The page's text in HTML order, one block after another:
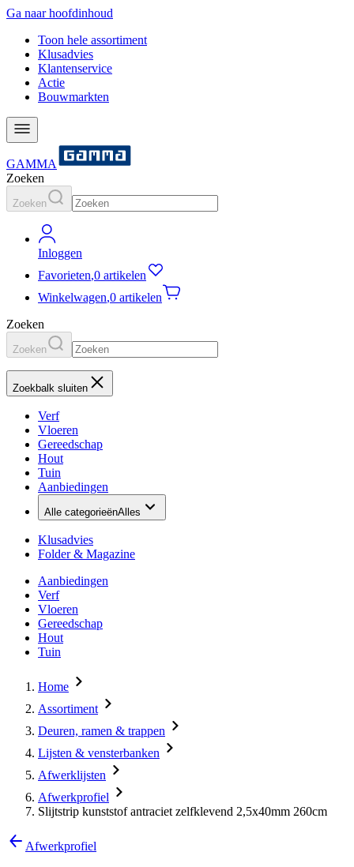
Ga naar hoofdinhoud
Toon hele assortiment
Klusadvies
Klantenservice
Actie
Bouwmarkten
GAMMA
Zoeken
Zoeken
Inloggen
Favorieten,0 artikelen
Winkelwagen,0 artikelen
Zoeken
Zoeken
Zoekbalk sluiten
Verf
Vloeren
Gereedschap
Hout
Tuin
Aanbiedingen
Alle categorieënAlles
Klusadvies
Folder & Magazine
Aanbiedingen
Verf
Vloeren
Gereedschap
Hout
Tuin
Home
Assortiment
Deuren, ramen & trappen
Lijsten & vensterbanken
Afwerklijsten
Afwerkprofiel
Slijtstrip kunststof antraciet zelfklevend 2,5x40mm 260cm
Afwerkprofiel